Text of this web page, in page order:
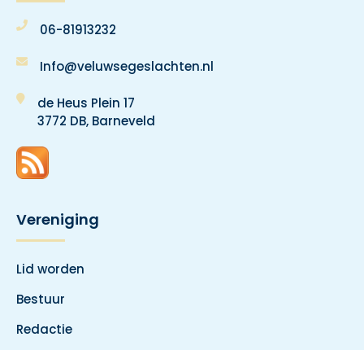
06-81913232
Info@veluwsegeslachten.nl
de Heus Plein 17
3772 DB, Barneveld
Vereniging
Lid worden
Bestuur
Redactie